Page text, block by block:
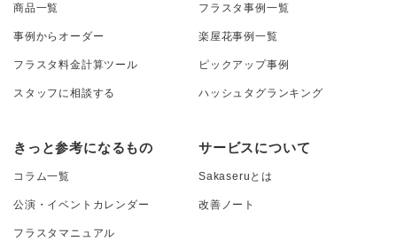
商品一覧
事例からオーダー
フラスタ料金計算ツール
スタッフに相談する
フラスタ事例一覧
楽屋花事例一覧
ピックアップ事例
ハッシュタグランキング
きっと参考になるもの
コラム一覧
公演・イベントカレンダー
フラスタマニュアル
サービスについて
Sakaseruとは
改善ノート